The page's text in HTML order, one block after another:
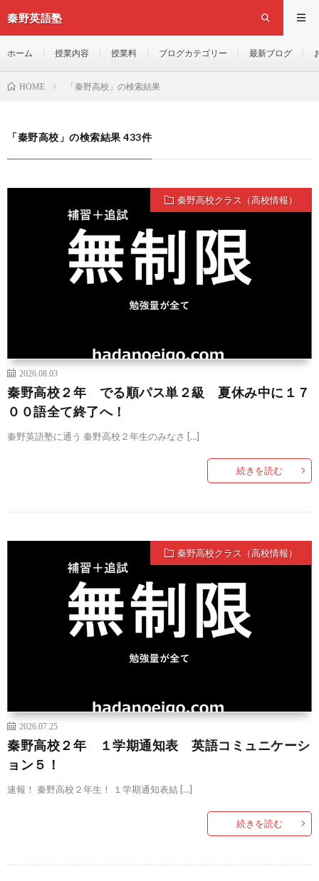
秦野英語塾
ホーム 授業内容 授業料 ブログカテゴリー 最新ブログ
HOME 「秦野高校」の検索結果
「秦野高校」の検索結果 433件
秦野高校クラス（高校情報）
2026.08.03
秦野高校２年 でる順パス単２級 夏休み中に１７
００語全て終了へ！
秦野英語塾に通う 秦野高校２年生のみなさ […]
続きを読む
秦野高校クラス（高校情報）
2026.07.25
秦野高校２年 １学期通知表 英語コミュニケーシ
ョン５！
速報！ 秦野高校２年生！ １学期通知表結 […]
続きを読む